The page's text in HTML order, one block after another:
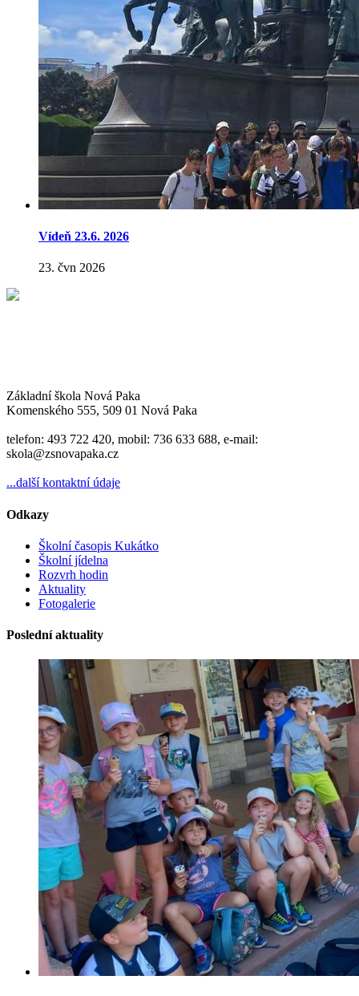
Vídeň 23.6. 2026
23. čvn 2026
Základní škola Nová Paka
Komenského 555, 509 01 Nová Paka
telefon: 493 722 420, mobil: 736 633 688, e-mail:
skola@zsnovapaka.cz
...další kontaktní údaje
Odkazy
Školní časopis Kukátko
Školní jídelna
Rozvrh hodin
Aktuality
Fotogalerie
Poslední aktuality